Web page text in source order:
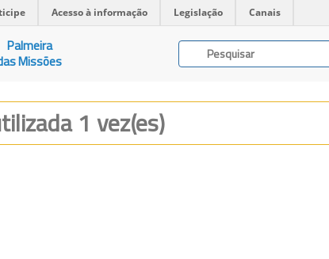
Acesso à informação Legislação Canais
Palmeira
Missões
1 vez(es)